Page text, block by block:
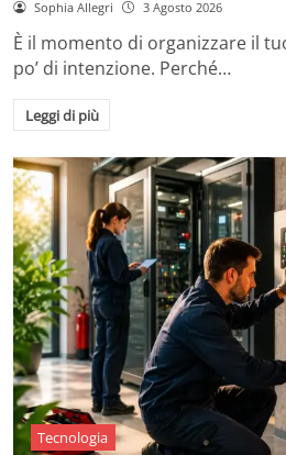
Sophia Allegri 3 Agosto 2026
È il momento di organizzare il
po’ di intenzione. Perché…
Leggi di più
Tecnologia